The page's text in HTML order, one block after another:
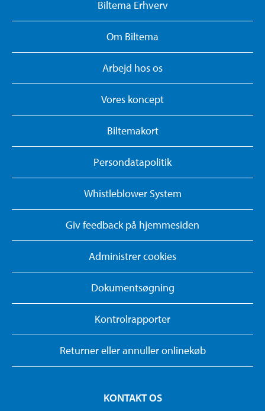
Biltema Erhverv
Om Biltema
Arbejd hos os
Vores koncept
Biltemakort
Persondatapolitik
Whistleblower System
Giv feedback på hjemmesiden
Administrer cookies
Dokumentsøgning
Kontrolrapporter
Returner eller annuller onlinekøb
KONTAKT OS